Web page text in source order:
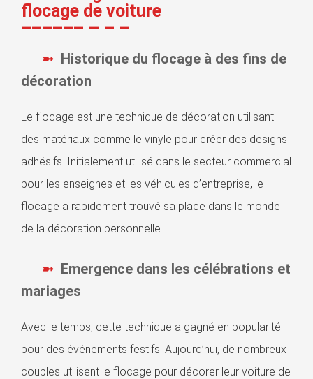
flocage de voiture
Historique du flocage à des fins de
décoration
Le flocage est une technique de décoration utilisant
des matériaux comme le vinyle pour créer des designs
adhésifs. Initialement utilisé dans le secteur commercial
pour les enseignes et les véhicules d’entreprise, le
flocage a rapidement trouvé sa place dans le monde
de la décoration personnelle.
Emergence dans les célébrations et
mariages
Avec le temps, cette technique a gagné en popularité
pour des événements festifs. Aujourd’hui, de nombreux
couples utilisent le flocage pour décorer leur voiture de